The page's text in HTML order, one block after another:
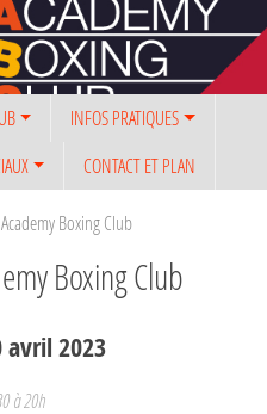
INFOS PRATIQUES
CONTACT ET PLAN
Boxing Club
Boxing Club
avril2023
à 20h